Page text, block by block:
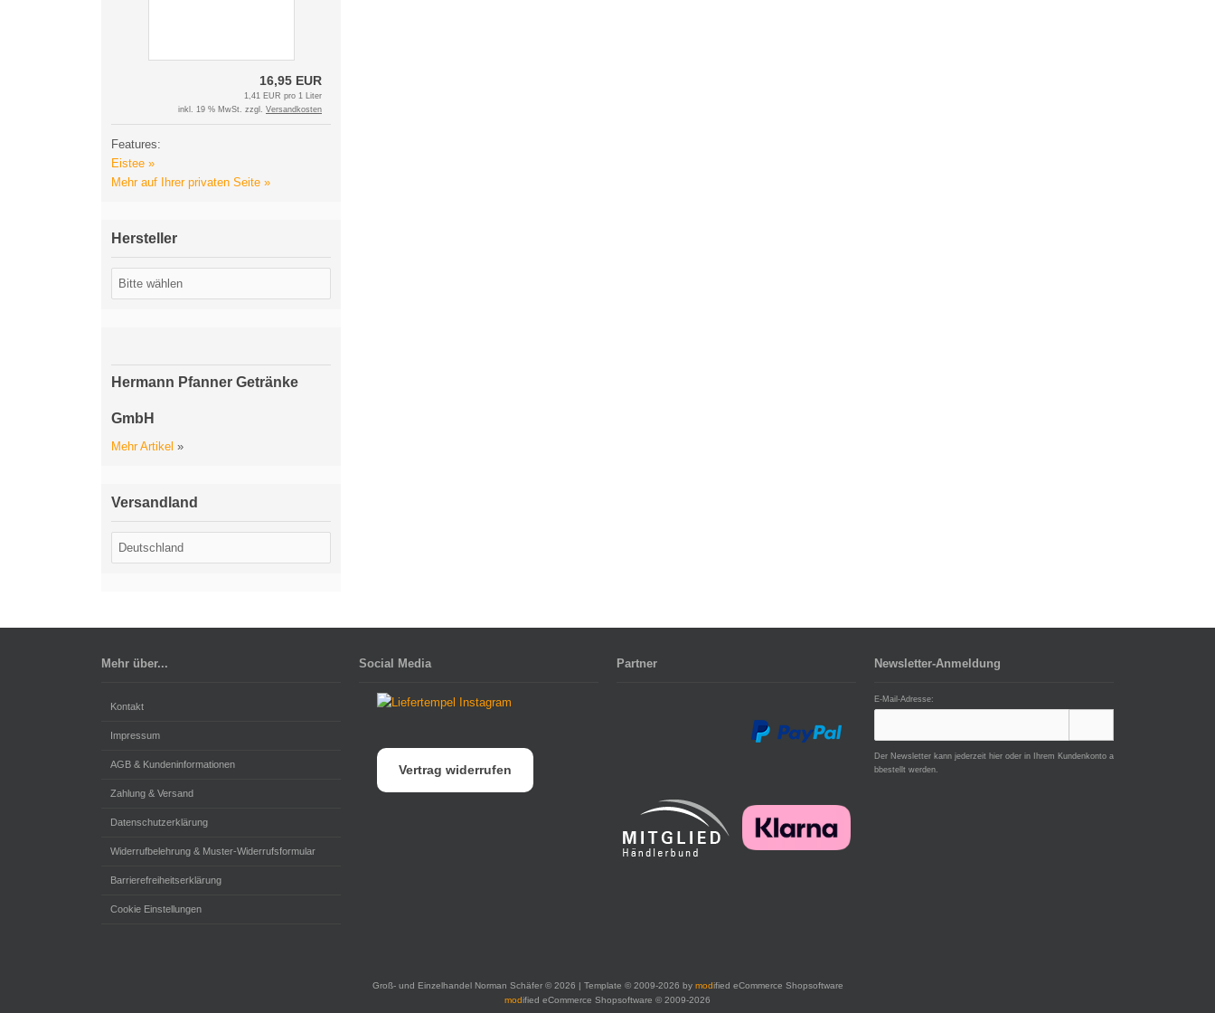
16,95 EUR
1,41 EUR pro 1 Liter
inkl. 19 % MwSt. zzgl. Versandkosten
Features:
Eistee »
Mehr auf Ihrer privaten Seite »
Hersteller
Hermann Pfanner Getränke
GmbH
Mehr Artikel »
Versandland
Mehr über...
Kontakt
Impressum
AGB & Kundeninformationen
Zahlung & Versand
Datenschutzerklärung
Widerrufbelehrung & Muster-Widerrufsformular
Barrierefreiheitserklärung
Cookie Einstellungen
Social Media
Vertrag widerrufen
Partner Newsletter-Anmeldung
E-Mail-Adresse:
Der Newsletter kann jederzeit hier oder in Ihrem Kundenkonto a
bbestellt werden.
Groß- und Einzelhandel Norman Schäfer © 2026 | Template © 2009-2026 by modified eCommerce Shopsoftware
modified eCommerce Shopsoftware © 2009-2026